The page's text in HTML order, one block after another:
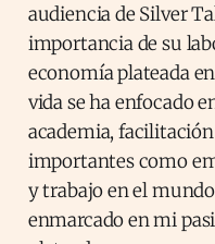
audiencia de Silver
importancia de su
economía plateada
vida se ha enfocado
academia,
importantes como
y trabajo en el
enmarcado en mi